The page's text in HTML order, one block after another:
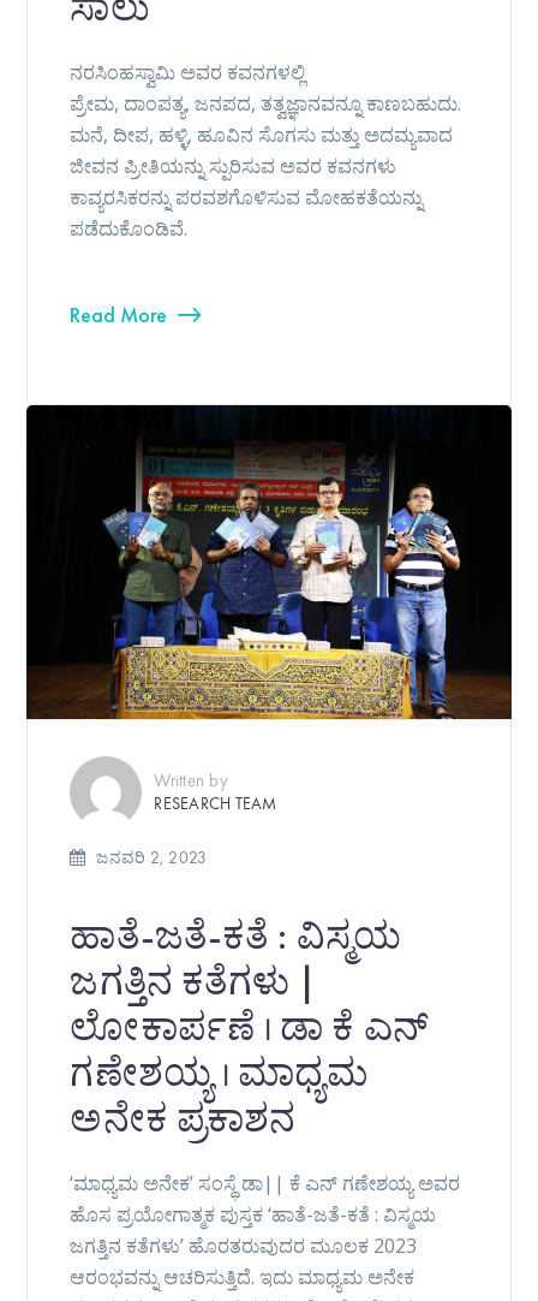
ನರಸಿಂಹಸ್ವಾಮಿ ಅವರ ಕವನಗಳಲ್ಲಿ
ಪ್ರೇಮ, ದಾಂಪತ್ಯ, ಜನಪದ, ತತ್ವಜ್ಞಾನವನ್ನೂ ಕಾಣಬಹುದು.
ಮನೆ, ದೀಪ, ಹಳ್ಳಿ, ಹೂವಿನ ಸೊಗಸು ಮತ್ತು ಅದಮ್ಯವಾದ
ಜೀವನ ಪ್ರೀತಿಯನ್ನು ಸ್ಪುರಿಸುವ ಅವರ ಕವನಗಳು
ಕಾವ್ಯರಸಿಕರನ್ನು ಪರವಶಗೊಳಿಸುವ ಮೋಹಕತೆಯನ್ನು
ಪಡೆದುಕೊಂಡಿವೆ.
Read More
Written by
RESEARCH TEAM
ಜನವರಿ 2, 2023
ಹಾತೆ-ಜತೆ-ಕತೆ : ವಿಸ್ಮಯ
ಜಗತ್ತಿನ ಕತೆಗಳು |
ಲೋಕಾರ್ಪಣೆ । ಡಾ ಕೆ ಎನ್
ಗಣೇಶಯ್ಯ । ಮಾಧ್ಯಮ
ಅನೇಕ ಪ್ರಕಾಶನ
‘ಮಾಧ್ಯಮ ಅನೇಕ’ ಸಂಸ್ಥೆ ಡಾ|| ಕೆ ಎನ್ ಗಣೇಶಯ್ಯ ಅವರ
ಹೊಸ ಪ್ರಯೋಗಾತ್ಮಕ ಪುಸ್ತಕ ‘ಹಾತೆ-ಜತೆ-ಕತೆ : ವಿಸ್ಮಯ
ಜಗತ್ತಿನ ಕತೆಗಳು’ ಹೊರತರುವುದರ ಮೂಲಕ 2023
ಆರಂಭವನ್ನು ಆಚರಿಸುತ್ತಿದೆ. ಇದು ಮಾಧ್ಯಮ ಅನೇಕ